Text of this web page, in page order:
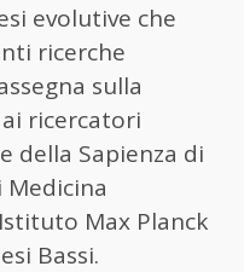
evolutive che
ricerche
sulla
ricercatori
della Sapienza di
Medicina
Max Planck
Bassi.